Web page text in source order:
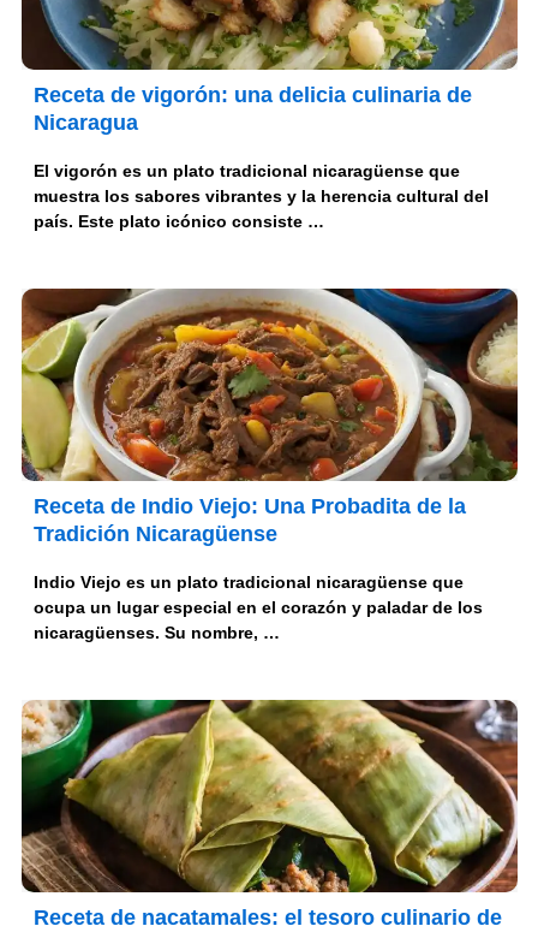
Receta de vigorón: una delicia culinaria de
Nicaragua
El vigorón es un plato tradicional nicaragüense que
muestra los sabores vibrantes y la herencia cultural del
país. Este plato icónico consiste …
Receta de Indio Viejo: Una Probadita de la
Tradición Nicaragüense
Indio Viejo es un plato tradicional nicaragüense que
ocupa un lugar especial en el corazón y paladar de los
nicaragüenses. Su nombre, …
Receta de nacatamales: el tesoro culinario de